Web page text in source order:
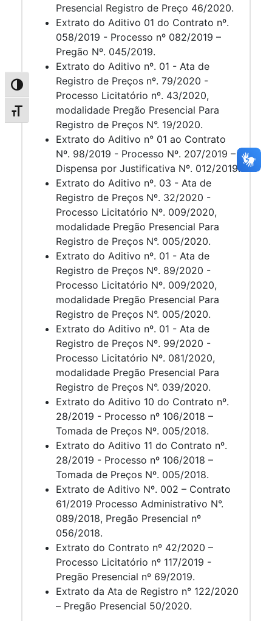
Alternar alto contraste
Alternar tamanho da fonte
Presencial Registro de Preço 46/2020.
Extrato do Aditivo 01 do Contrato nº.
058/2019 - Processo nº 082/2019 –
Pregão Nº. 045/2019.
Extrato do Aditivo nº. 01 - Ata de
Registro de Preços nº. 79/2020 -
Processo Licitatório nº. 43/2020,
modalidade Pregão Presencial Para
Registro de Preços N°. 19/2020.
Extrato do Aditivo n° 01 ao Contrato
Nº. 98/2019 - Processo Nº. 207/2019 –
Dispensa por Justificativa Nº. 012/2019.
Extrato do Aditivo nº. 03 - Ata de
Registro de Preços Nº. 32/2020 -
Processo Licitatório Nº. 009/2020,
modalidade Pregão Presencial Para
Registro de Preços N°. 005/2020.
Extrato do Aditivo nº. 01 - Ata de
Registro de Preços Nº. 89/2020 -
Processo Licitatório Nº. 009/2020,
modalidade Pregão Presencial Para
Registro de Preços N°. 005/2020.
Extrato do Aditivo nº. 01 - Ata de
Registro de Preços Nº. 99/2020 -
Processo Licitatório Nº. 081/2020,
modalidade Pregão Presencial Para
Registro de Preços N°. 039/2020.
Extrato do Aditivo 10 do Contrato nº.
28/2019 - Processo nº 106/2018 –
Tomada de Preços Nº. 005/2018.
Extrato do Aditivo 11 do Contrato nº.
28/2019 - Processo nº 106/2018 –
Tomada de Preços Nº. 005/2018.
Extrato de Aditivo Nº. 002 – Contrato
61/2019 Processo Administrativo N°.
089/2018, Pregão Presencial nº
056/2018.
Extrato do Contrato nº 42/2020 –
Processo Licitatório nº 117/2019 -
Pregão Presencial nº 69/2019.
Extrato da Ata de Registro n° 122/2020
– Pregão Presencial 50/2020.